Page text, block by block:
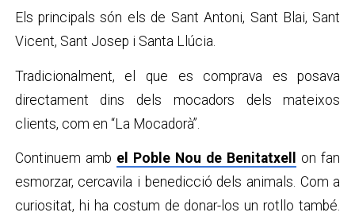
Els principals són els de Sant Antoni, Sant Blai, Sant
Vicent, Sant Josep i Santa Llúcia.
Tradicionalment, el que es comprava es posava
directament dins dels mocadors dels mateixos
clients, com en “La Mocadorà”.
Continuem amb el Poble Nou de Benitatxell
on fan
esmorzar, cercavila i benedicció dels animals. Com a
curiositat, hi ha costum de donar-los un rotllo també.